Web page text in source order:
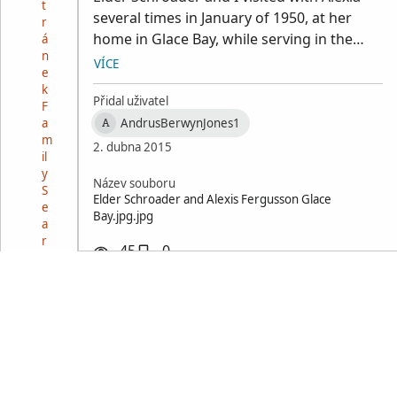
t
r
á
n
e
k
F
a
m
il
y
S
e
a
r
several times in January of 1950, at her
home in Glace Bay, while serving in the
Sydney/Glace Bay area. Also met her son .
From collection of Berwyn J Andrus,
Bountiful, Utah
VÍCE
Přidal uživatel
A
AndrusBerwynJones1
2. dubna 2015
Název souboru
Elder Schroader and Alexis Fergusson Glace
Bay.jpg.jpg
45 0